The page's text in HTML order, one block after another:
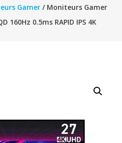
Gamer/ Moniteurs Gamer
160Hz 0.5ms RAPID IPS 4K